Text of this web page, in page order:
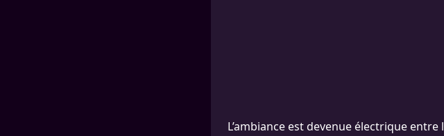
L’ambiance est devenue électrique